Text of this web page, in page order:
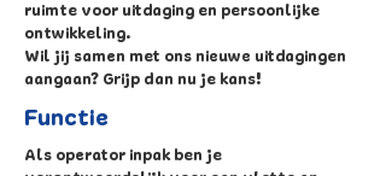
ruimte voor uitdaging en persoonlijke
ontwikkeling.
Wil jij samen met ons nieuwe uitdagingen
aangaan? Grijp dan nu je kans!
Functie
Als operator inpak ben je